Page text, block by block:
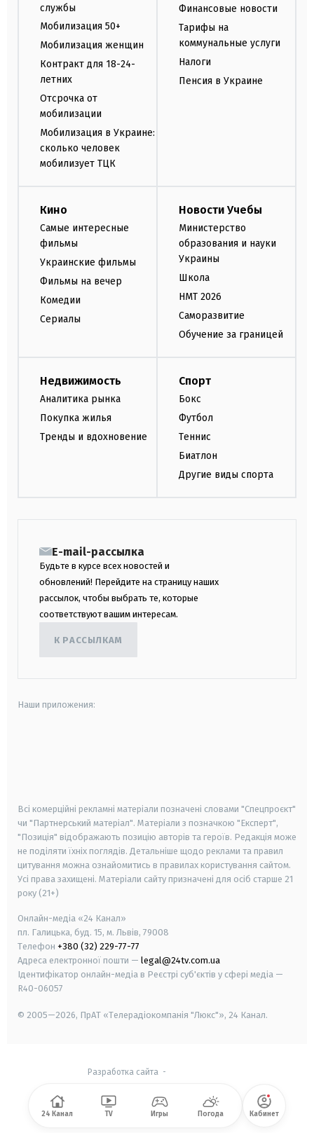
службы
Мобилизация 50+
Мобилизация женщин
Контракт для 18-24-
летних
Отсрочка от
мобилизации
Мобилизация в Украине:
сколько человек
мобилизует ТЦК
Финансовые новости
Тарифы на
коммунальные услуги
Налоги
Пенсия в Украине
Кино
Самые интересные
фильмы
Украинские фильмы
Фильмы на вечер
Комедии
Сериалы
Новости Учебы
Министерство
образования и науки
Украины
Школа
НМТ 2026
Саморазвитие
Обучение за границей
Недвижимость
Аналитика рынка
Покупка жилья
Тренды и вдохновение
Спорт
Бокс
Футбол
Теннис
Биатлон
Другие виды спорта
E-mail-рассылка
Будьте в курсе всех новостей и
обновлений! Перейдите на страницу наших
рассылок, чтобы выбрать те, которые
соответствуют вашим интересам.
К РАССЫЛКАМ
Наши приложения:
Всі комерційні рекламні матеріали позначені словами "Спецпроєкт"
чи "Партнерський матеріал". Матеріали з позначкою "Експерт",
"Позиція" відображають позицію авторів та героїв. Редакція може
не поділяти їхніх поглядів. Детальніше щодо реклами та правил
цитування можна ознайомитись в правилах користування сайтом.
Усі права захищені. Матеріали сайту призначені для осіб старше 21
року (21+)
Онлайн-медіа «24 Канал»
пл. Галицька, буд. 15, м. Львів, 79008
Телефон +380 (32) 229-77-77
Адреса електронної пошти — legal@24tv.com.ua
Ідентифікатор онлайн-медіа в Реєстрі суб'єктів у сфері медіа —
R40-06057
© 2005—2026, ПрАТ «Телерадіокомпанія "Люкс"», 24 Канал.
Разработка сайта -
24 Канал TV Игры Погода Кабинет